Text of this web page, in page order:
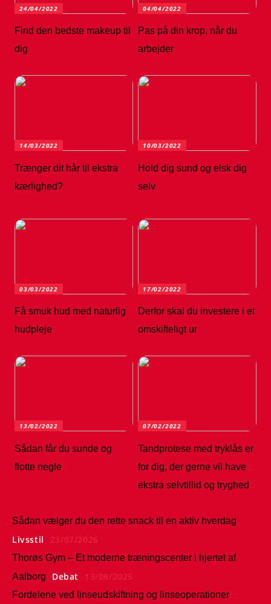
24/04/2022
Find den bedste makeup til
dig
04/04/2022
Pas på din krop, når du
arbejder
14/03/2022
Trænger dit hår til ekstra
kærlighed?
10/03/2022
Hold dig sund og elsk dig
selv
03/03/2022
Få smuk hud med naturlig
hudpleje
17/02/2022
Derfor skal du investere i et
omskifteligt ur
13/02/2022
Sådan får du sunde og
flotte negle
07/02/2022
Tandprotese med tryklås er
for dig, der gerne vil have
ekstra selvtillid og tryghed
Sådan vælger du den rette snack til en aktiv hverdag
Livsstil 23/07/2026
Thorøs Gym – Et moderne træningscenter i hjertet af
Aalborg
Debat 13/08/2025
Fordelene ved linseudskiftning og linseoperationer